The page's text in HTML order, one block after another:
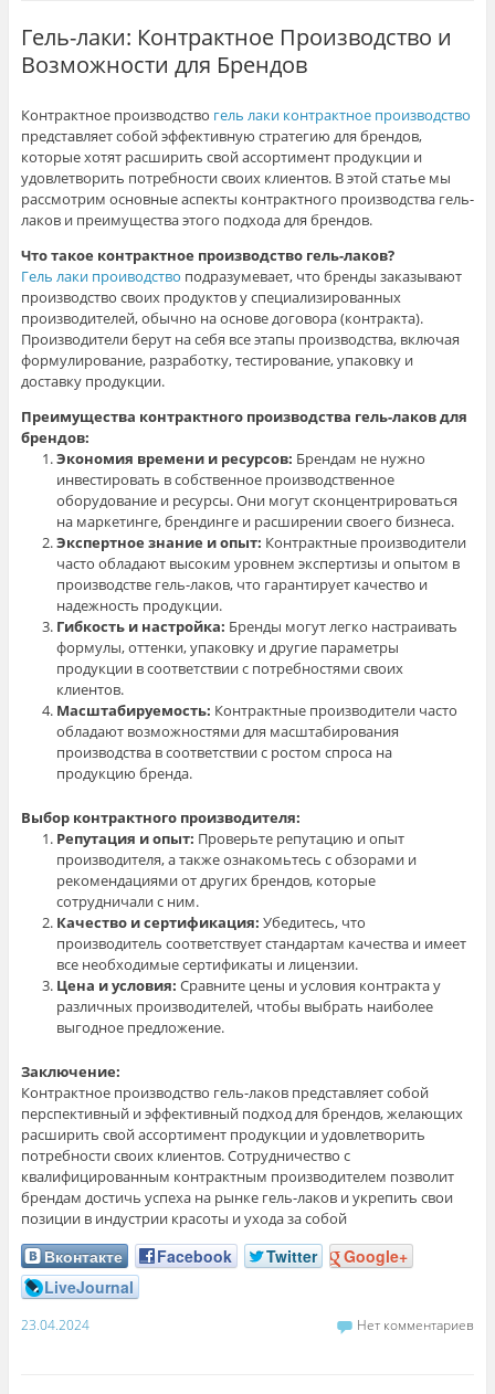
Гель-лаки: Контрактное Производство и
Возможности для Брендов
Контрактное производство гель лаки контрактное производство
представляет собой эффективную стратегию для брендов,
которые хотят расширить свой ассортимент продукции и
удовлетворить потребности своих клиентов. В этой статье мы
рассмотрим основные аспекты контрактного производства гель-
лаков и преимущества этого подхода для брендов.
Что такое контрактное производство гель-лаков?
Гель лаки проиводство подразумевает, что бренды заказывают
производство своих продуктов у специализированных
производителей, обычно на основе договора (контракта).
Производители берут на себя все этапы производства, включая
формулирование, разработку, тестирование, упаковку и
доставку продукции.
Преимущества контрактного производства гель-лаков для
брендов:
Экономия времени и ресурсов: Брендам не нужно
инвестировать в собственное производственное
оборудование и ресурсы. Они могут сконцентрироваться
на маркетинге, брендинге и расширении своего бизнеса.
Экспертное знание и опыт: Контрактные производители
часто обладают высоким уровнем экспертизы и опытом в
производстве гель-лаков, что гарантирует качество и
надежность продукции.
Гибкость и настройка: Бренды могут легко настраивать
формулы, оттенки, упаковку и другие параметры
продукции в соответствии с потребностями своих
клиентов.
Масштабируемость: Контрактные производители часто
обладают возможностями для масштабирования
производства в соответствии с ростом спроса на
продукцию бренда.
Выбор контрактного производителя:
Репутация и опыт: Проверьте репутацию и опыт
производителя, а также ознакомьтесь с обзорами и
рекомендациями от других брендов, которые
сотрудничали с ним.
Качество и сертификация: Убедитесь, что
производитель соответствует стандартам качества и имеет
все необходимые сертификаты и лицензии.
Цена и условия: Сравните цены и условия контракта у
различных производителей, чтобы выбрать наиболее
выгодное предложение.
Заключение:
Контрактное производство гель-лаков представляет собой
перспективный и эффективный подход для брендов, желающих
расширить свой ассортимент продукции и удовлетворить
потребности своих клиентов. Сотрудничество с
квалифицированным контрактным производителем позволит
брендам достичь успеха на рынке гель-лаков и укрепить свои
позиции в индустрии красоты и ухода за собой
Вконтакте Facebook Twitter
Google+
LiveJournal
23.04.2024 Нет комментариев